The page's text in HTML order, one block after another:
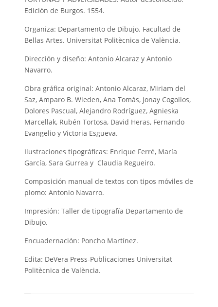
Edición de Burgos. 1554.
Organiza: Departamento de Dibujo. Facultad de
Bellas Artes. Universitat Politècnica de València.
Dirección y diseño: Antonio Alcaraz y Antonio
Navarro.
Obra gráfica original: Antonio Alcaraz, Miriam del
Saz, Amparo B. Wieden, Ana Tomás, Jonay Cogollos,
Dolores Pascual, Alejandro Rodríguez, Agnieska
Marcellak, Rubén Tortosa, David Heras, Fernando
Evangelio y Victoria Esgueva.
Ilustraciones tipográficas: Enrique Ferré, María
García, Sara Gurrea y Claudia Regueiro.
Composición manual de textos con tipos móviles de
plomo: Antonio Navarro.
Impresión: Taller de tipografía Departamento de
Dibujo.
Encuadernación: Poncho Martínez.
Edita: DeVera Press-Publicaciones Universitat
Politècnica de València.